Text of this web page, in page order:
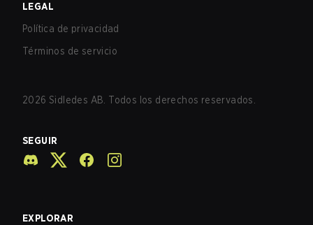
LEGAL
Política de privacidad
Términos de servicio
2026 Sidledes AB. Todos los derechos reservados.
SEGUIR
EXPLORAR